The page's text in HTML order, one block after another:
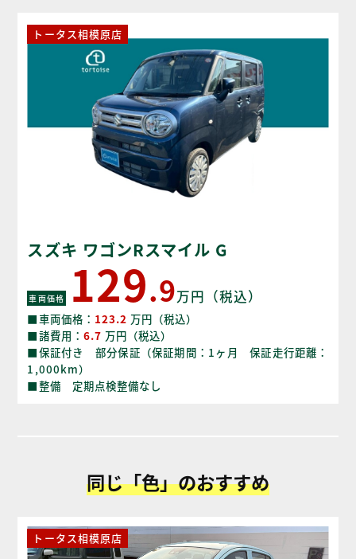
トータス相模原店
スズキ ワゴンRスマイル G
車両価格 129.9万円（税込）
■車両価格： 123.2 万円（税込）
■諸費用： 6.7 万円（税込）
■保証付き 部分保証（保証期間：1ヶ月 保証走行距離：
1,000km）
■整備 定期点検整備なし
同じ「色」のおすすめ
トータス相模原店